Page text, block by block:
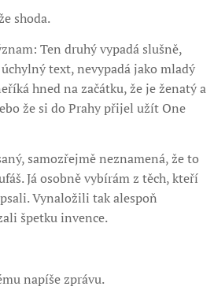
shoda.
Ten druhý vypadá slušně,
text, nevypadá jako mladý
hned na začátku, že je ženatý a
že si do Prahy přijel užít One
samozřejmě neznamená, že to
Já osobně vybírám z těch, kteří
Vynaložili tak alespoň
špetku invence.
napíše zprávu.